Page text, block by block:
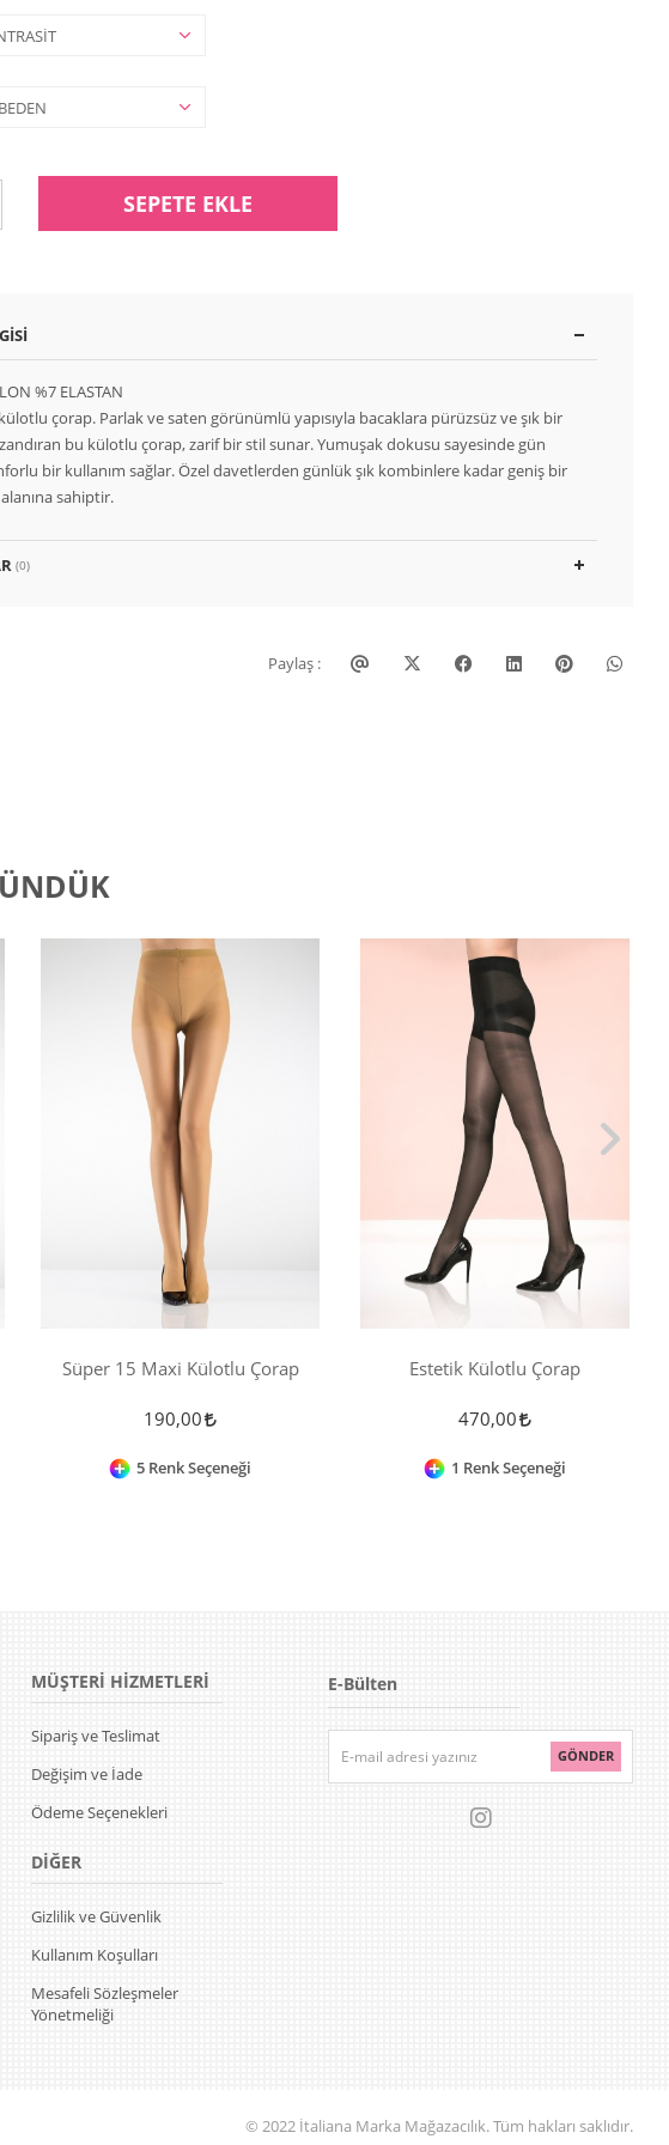
SEPETE EKLE
%7 ELASTAN
çorap. Parlak ve saten görünümlü yapısıyla bacaklara pürüzsüz ve şık bir
bu külotlu çorap, zarif bir stil sunar. Yumuşak dokusu sayesinde gün
bir kullanım sağlar. Özel davetlerden günlük şık kombinlere kadar geniş bir
sahiptir.
(0)
Paylaş :
Süper 15 Maxi Külotlu Çorap
190,00
5 Renk Seçeneği
Estetik Külotlu Çorap
470,00
1 Renk Seçeneği
MÜŞTERİ HİZMETLERİ
Sipariş ve Teslimat
Değişim ve İade
Ödeme Seçenekleri
DİĞER
Gizlilik ve Güvenlik
Kullanım Koşulları
Mesafeli Sözleşmeler
Yönetmeliği
E-Bülten
GÖNDER
© 2022 İtaliana Marka Mağazacılık. Tüm hakları saklıdır.